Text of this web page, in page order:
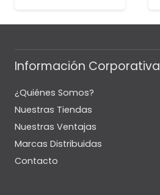
Información Corporativa
¿Quiénes Somos?
Nuestras Tiendas
Nuestras Ventajas
Marcas Distribuidas
Contacto